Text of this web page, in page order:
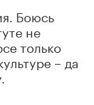
Боюсь
не
только
– да